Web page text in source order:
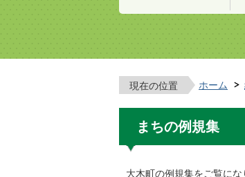
現在の位置 ホーム
まちの例規集
大木町の例規集をご覧に